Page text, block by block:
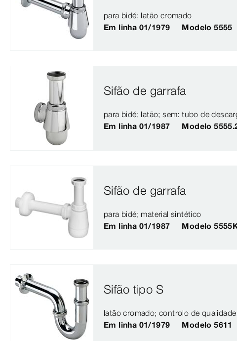
para bidé; latão cromado
Em linha 01/1979
Modelo 5555
Sifão de garrafa
para bidé; latão; sem: tubo de
Em linha 01/1987
Modelo
Sifão de garrafa
para bidé; material sintético
Em linha 01/1987
Modelo
Sifão tipo S
latão cromado; controlo de
Em linha 01/1979
Modelo 5611